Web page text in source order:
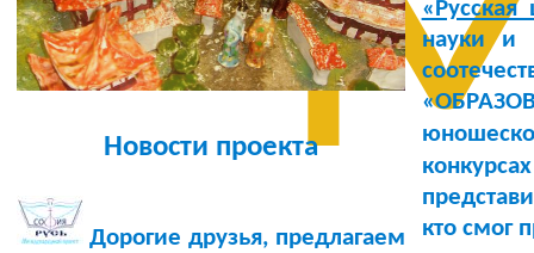
Новости проекта
Дорогие друзья, предлагаем
науки и
кто смог